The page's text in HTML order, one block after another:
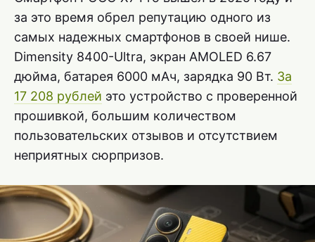
за это время обрел репутацию одного из
самых надежных смартфонов в своей нише.
Dimensity 8400-Ultra, экран AMOLED 6.67
дюйма, батарея 6000 мАч, зарядка 90 Вт. За
17 208 рублей это устройство с проверенной
прошивкой, большим количеством
пользовательских отзывов и отсутствием
неприятных сюрпризов.